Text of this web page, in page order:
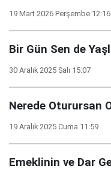
19 Mart 2026 Perşembe 12:16
Bir Gün Sen de
30 Aralık 2025 Salı 15:07
Nerede Oturursan
19 Aralık 2025 Cuma 11:59
Emeklinin ve Dar